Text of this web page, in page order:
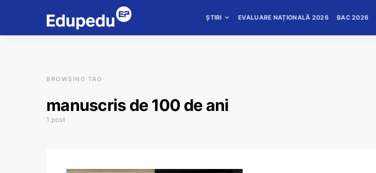
ȘTIRI EVALUARE NAȚIONALĂ 2026 BAC 2026
BROWSING TAG
manuscris de 100 de ani
1 post